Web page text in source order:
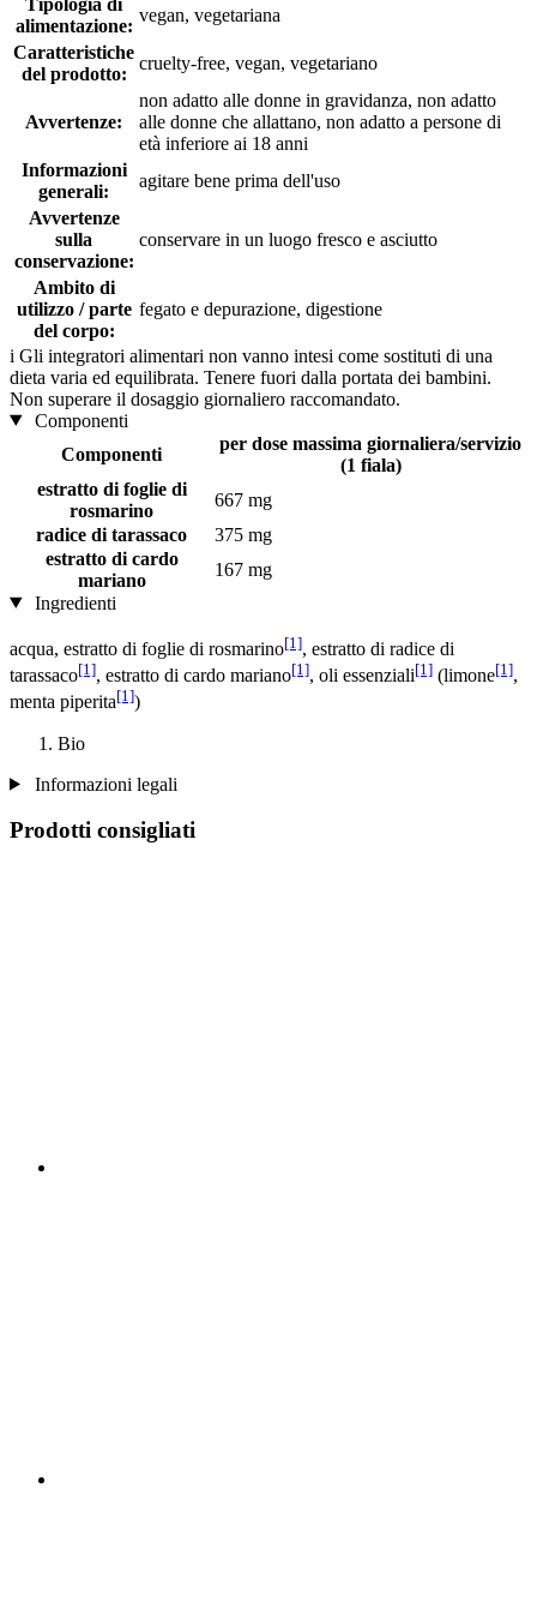
alimentazione:
vegan, vegetariana
Caratteristiche
del prodotto:
cruelty-free, vegan, vegetariano
Avvertenze:
non adatto alle donne in gravidanza, non adatto
alle donne che allattano, non adatto a persone di
età inferiore ai 18 anni
Informazioni
generali:
agitare bene prima dell'uso
Avvertenze
sulla
conservazione:
conservare in un luogo fresco e asciutto
Ambito di
utilizzo / parte
del corpo:
fegato e depurazione, digestione
i Gli integratori alimentari non vanno intesi come sostituti di una
dieta varia ed equilibrata. Tenere fuori dalla portata dei bambini.
Non superare il dosaggio giornaliero raccomandato.
Componenti
Componenti
per dose massima giornaliera/servizio
(1 fiala)
estratto di foglie di
rosmarino
667 mg
radice di tarassaco
375 mg
estratto di cardo
mariano
167 mg
Ingredienti
acqua, estratto di foglie di rosmarino[1], estratto di radice di
tarassaco[1], estratto di cardo mariano[1], oli essenziali[1] (limone[1],
menta piperita[1])
Bio
Informazioni legali
Prodotti consigliati